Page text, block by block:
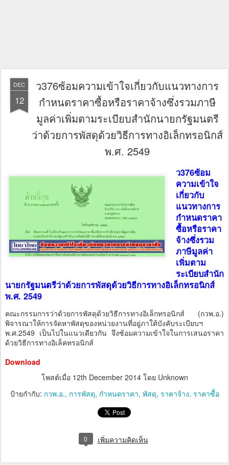
DEC
12
ว376ซ้อมความเข้าใจเกี่ยวกับแนวทางการ
กำหนดราคาซื้อหรือราคาจ้างซึ่งรวมภาษี
มูลค่าเพิ่มตามระเบียบสำนักนายกรัฐมนตรี
ว่าด้วยการพัสดุด้วยวิธีการทางอิเล็กทรอนิกส์
พ.ศ. 2549
ว376ซ้อม
ความเข้าใจ
เกี่ยวกับ
แนวทางการ
กำหนดราคา
ซื้อหรือราคา
จ้างซึ่งรวม
ภาษีมูลค่า
เพิ่มตาม
ระเบียบสำนัก
นายกรัฐมนตรีว่าด้วยการพัสดุด้วยวิธีการทางอิเล็กทรอนิกส์
พ.ศ. 2549
คณะกรรมการว่าด้วยการพัสดุด้วยวิธีการทางอิเล็กทรอนิกส์ (กวพ.อ.)
พิจารณาให้การจัดหาพัสดุของหน่วยงานที่อยู่ภาใต้บังคับระเบียบฯ
พ.ศ.2549 เป็นไปในแนวเดียวกัน จึงซ้อมความเข้าใจในการเสนอราคา
ด้วยวิธีการทางอิเล็คทรอนิกส์
Download
โพสต์เมื่อ 12th December 2014โดย Unknown
ป้ายกำกับ: กวพ.อ. การพัสดุ กำหนดราคา พัสดุ ราคาจ้าง ราคาซื้อ
0 เพิ่มความคิดเห็น